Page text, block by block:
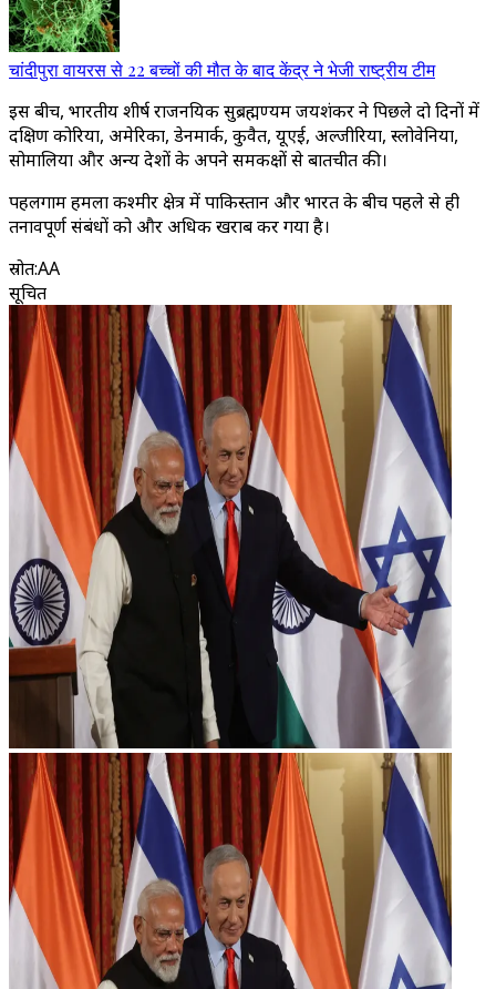
चांदीपुरा वायरस से 22 बच्चों की मौत के बाद केंद्र ने भेजी राष्ट्रीय टीम
इस बीच, भारतीय शीर्ष राजनयिक सुब्रह्मण्यम जयशंकर ने पिछले दो दिनों में
दक्षिण कोरिया, अमेरिका, डेनमार्क, कुवैत, यूएई, अल्जीरिया, स्लोवेनिया,
सोमालिया और अन्य देशों के अपने समकक्षों से बातचीत की।
पहलगाम हमला कश्मीर क्षेत्र में पाकिस्तान और भारत के बीच पहले से ही
तनावपूर्ण संबंधों को और अधिक खराब कर गया है।
स्रोत:AA
सूचित